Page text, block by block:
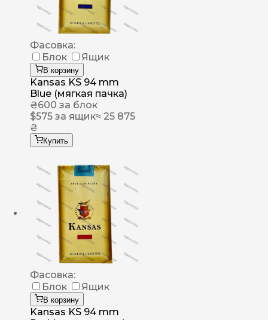
Фасовка:
Блок
Ящик
В корзину
Kansas KS 94 mm
Blue (мягкая пачка)
₴600 за блок
$575 за ящик≈ 25 875
₴
Купить
Фасовка:
Блок
Ящик
В корзину
Kansas KS 94 mm